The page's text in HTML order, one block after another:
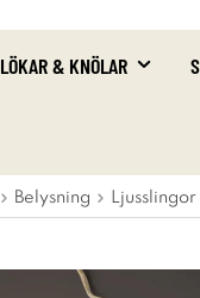
LÖKAR & KNÖLAR
Belysning Ljusslingor